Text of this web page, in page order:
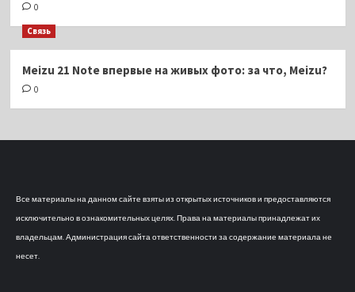
0
Связь
Meizu 21 Note впервые на живых фото: за что, Meizu?
0
Все материалы на данном сайте взяты из открытых источников и предоставляются
исключительно в ознакомительных целях. Права на материалы принадлежат их
владельцам. Администрация сайта ответственности за содержание материала не
несет.